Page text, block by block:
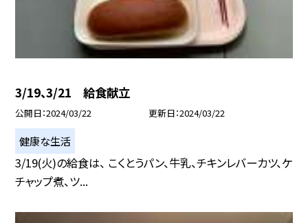
3/19、3/21 給食献立
公開日 2024/03/22 更新日 2024/03/22
健康な生活
3/19(火)の給食は、 こくとうパン、牛乳、チキンレバーカツ、ケ
チャップ煮、ツ...